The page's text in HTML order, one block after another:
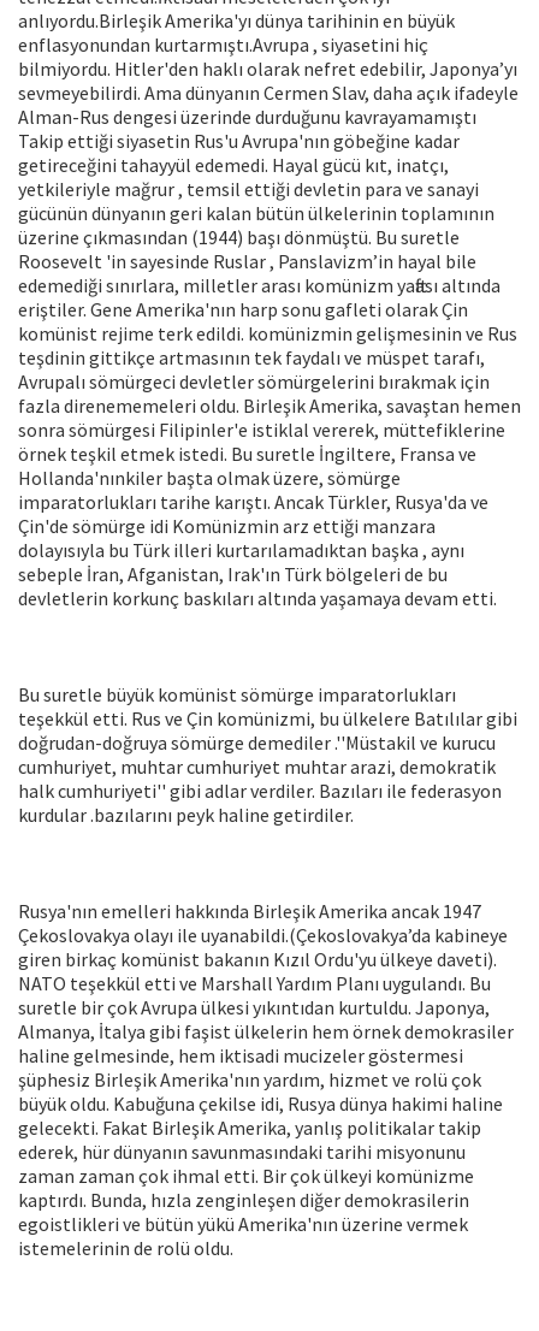
anlıyordu.Birleşik Amerika'yı dünya tarihinin en büyük
enflasyonundan kurtarmıştı.Avrupa , siyasetini hiç
bilmiyordu. Hitler'den haklı olarak nefret edebilir, Japonya’yı
sevmeyebilirdi. Ama dünyanın Cermen Slav, daha açık ifadeyle
Alman-Rus dengesi üzerinde durduğunu kavrayamamıştı
Takip ettiği siyasetin Rus'u Avrupa'nın göbeğine kadar
getireceğini tahayyül edemedi. Hayal gücü kıt, inatçı,
yetkileriyle mağrur , temsil ettiği devletin para ve sanayi
gücünün dünyanın geri kalan bütün ülkelerinin toplamının
üzerine çıkmasından (1944) başı dönmüştü. Bu suretle
Roosevelt 'in sayesinde Ruslar , Panslavizm’in hayal bile
edemediği sınırlara, milletler arası komünizm yaftası altında
eriştiler. Gene Amerika'nın harp sonu gafleti olarak Çin
komünist rejime terk edildi. komünizmin gelişmesinin ve Rus
teşdinin gittikçe artmasının tek faydalı ve müspet tarafı,
Avrupalı sömürgeci devletler sömürgelerini bırakmak için
fazla direnememeleri oldu. Birleşik Amerika, savaştan hemen
sonra sömürgesi Filipinler'e istiklal vererek, müttefiklerine
örnek teşkil etmek istedi. Bu suretle İngiltere, Fransa ve
Hollanda'nınkiler başta olmak üzere, sömürge
imparatorlukları tarihe karıştı. Ancak Türkler, Rusya'da ve
Çin'de sömürge idi Komünizmin arz ettiği manzara
dolayısıyla bu Türk illeri kurtarılamadıktan başka , aynı
sebeple İran, Afganistan, Irak'ın Türk bölgeleri de bu
devletlerin korkunç baskıları altında yaşamaya devam etti.
Bu suretle büyük komünist sömürge imparatorlukları
teşekkül etti. Rus ve Çin komünizmi, bu ülkelere Batılılar gibi
doğrudan-doğruya sömürge demediler .''Müstakil ve kurucu
cumhuriyet, muhtar cumhuriyet muhtar arazi, demokratik
halk cumhuriyeti'' gibi adlar verdiler. Bazıları ile federasyon
kurdular .bazılarını peyk haline getirdiler.
Rusya'nın emelleri hakkında Birleşik Amerika ancak 1947
Çekoslovakya olayı ile uyanabildi.(Çekoslovakya’da kabineye
giren birkaç komünist bakanın Kızıl Ordu'yu ülkeye daveti).
NATO teşekkül etti ve Marshall Yardım Planı uygulandı. Bu
suretle bir çok Avrupa ülkesi yıkıntıdan kurtuldu. Japonya,
Almanya, İtalya gibi faşist ülkelerin hem örnek demokrasiler
haline gelmesinde, hem iktisadi mucizeler göstermesi
şüphesiz Birleşik Amerika'nın yardım, hizmet ve rolü çok
büyük oldu. Kabuğuna çekilse idi, Rusya dünya hakimi haline
gelecekti. Fakat Birleşik Amerika, yanlış politikalar takip
ederek, hür dünyanın savunmasındaki tarihi misyonunu
zaman zaman çok ihmal etti. Bir çok ülkeyi komünizme
kaptırdı. Bunda, hızla zenginleşen diğer demokrasilerin
egoistlikleri ve bütün yükü Amerika'nın üzerine vermek
istemelerinin de rolü oldu.